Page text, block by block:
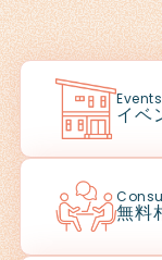
Events
イベ
無料